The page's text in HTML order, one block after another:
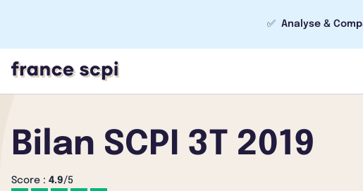
✅ Analyse &
Bilan SCPI 3T 2019
Score : 4.9/5